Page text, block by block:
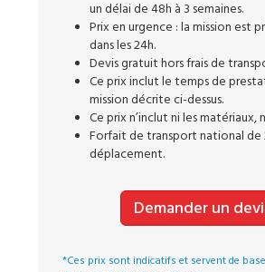
un délai de 48h à 3 semaines.
Prix en urgence : la mission est
dans les 24h.
Devis gratuit hors frais de
Ce prix inclut le temps de
mission décrite ci-dessus.
Ce prix n’inclut ni les matériaux,
Forfait de transport national de
déplacement.
Demander un
*Ces prix sont indicatifs et servent de